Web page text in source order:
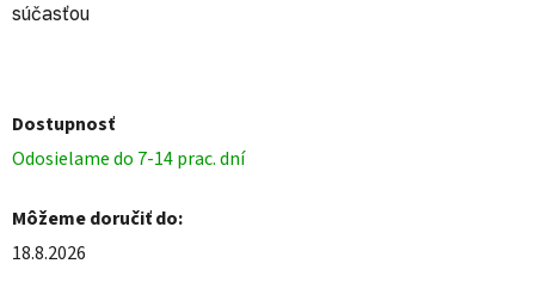
súčasťou
Dostupnosť
Odosielame do 7-14 prac. dní
Môžeme doručiť do:
18.8.2026